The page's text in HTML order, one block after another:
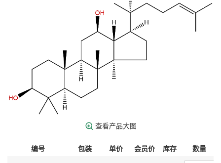
查看产品大图
编号 包装 单价 会员价 库存 数量